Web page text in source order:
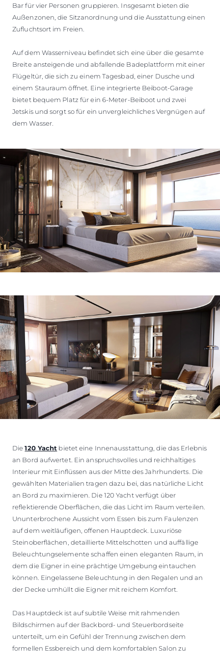
Bar für vier Personen gruppieren. Insgesamt bieten die
Außenzonen, die Sitzanordnung und die Ausstattung einen
Zufluchtsort im Freien.
Auf dem Wasserniveau befindet sich eine über die gesamte
Breite ansteigende und abfallende Badeplattform mit einer
Flügeltür, die sich zu einem Tagesbad, einer Dusche und
einem Stauraum öffnet. Eine integrierte Beiboot-Garage
bietet bequem Platz für ein 6-Meter-Beiboot und zwei
Jetskis und sorgt so für ein unvergleichliches Vergnügen auf
dem Wasser.
Die120 Yacht bietet eine Innenausstattung, die das Erlebnis
an Bord aufwertet. Ein anspruchsvolles und reichhaltiges
Interieur mit Einflüssen aus der Mitte des Jahrhunderts. Die
gewählten Materialien tragen dazu bei, das natürliche Licht
an Bord zu maximieren. Die 120 Yacht verfügt über
reflektierende Oberflächen, die das Licht im Raum verteilen.
Ununterbrochene Aussicht vom Essen bis zum Faulenzen
auf dem weitläufigen, offenen Hauptdeck. Luxuriöse
Steinoberflächen, detaillierte Mittelschotten und auffällige
Beleuchtungselemente schaffen einen eleganten Raum, in
dem die Eigner in eine prächtige Umgebung eintauchen
können. Eingelassene Beleuchtung in den Regalen und an
der Decke umhüllt die Eigner mit reichem Komfort.
Das Hauptdeck ist auf subtile Weise mit rahmenden
Bildschirmen auf der Backbord- und Steuerbordseite
unterteilt, um ein Gefühl der Trennung zwischen dem
formellen Essbereich und dem komfortablen Salon zu